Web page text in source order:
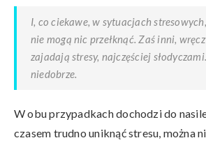
I, co ciekawe, w sytuacjach
nie mogą nic przełknąć. Zaś inni,
zajadają stresy, najczęściej
niedobrze.
W obu przypadkach dochodzi do
czasem trudno uniknąć stresu, można